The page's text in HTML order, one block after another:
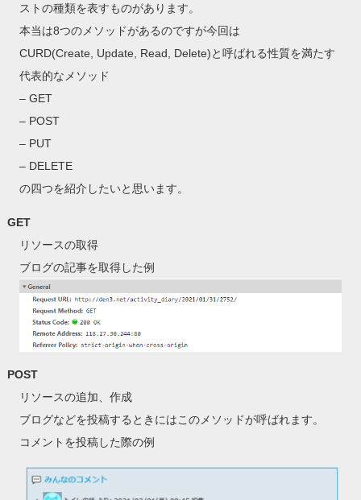
ストの種類を表すものがあります。
本当は8つのメソッドがあるのですが今回は
CURD(Create, Update, Read, Delete)と呼ばれる性質を満たす
代表的なメソッド
– GET
– POST
– PUT
– DELETE
の四つを紹介したいと思います。
GET
リソースの取得
ブログの記事を取得した例
POST
リソースの追加、作成
ブログなどを投稿するときにはこのメソッドが呼ばれます。
コメントを投稿した際の例